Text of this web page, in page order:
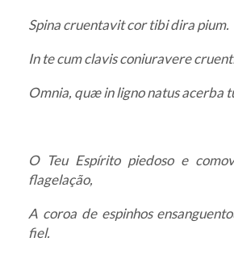
Spina cruentavit cor tibi dira pium.
In te cum clavis coniuravere
Omnia, quæ in ligno natus acerba
O Teu Espírito piedoso e
flagelação,
A coroa de espinhos
fiel.